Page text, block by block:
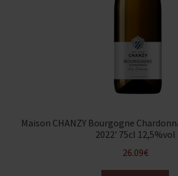
Maison CHANZY Bourgogne
2022′ 75cl 12,5%vol
26.09€